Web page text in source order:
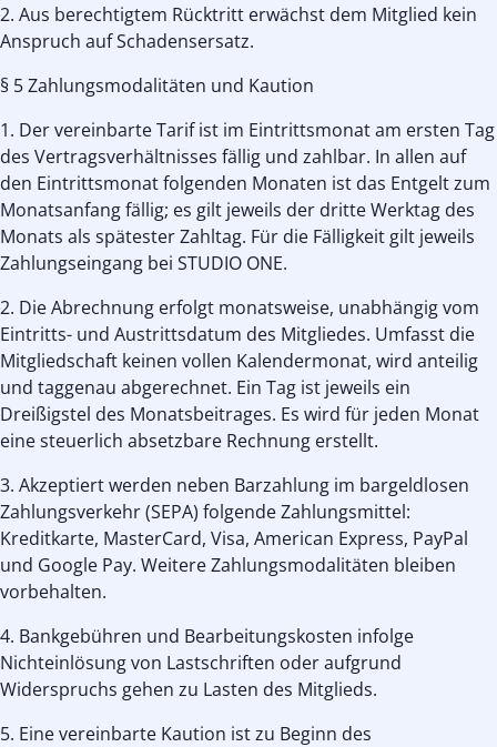
2. Aus berechtigtem Rücktritt erwächst dem Mitglied kein
Anspruch auf Schadensersatz.
§ 5 Zahlungsmodalitäten und Kaution
1. Der vereinbarte Tarif ist im Eintrittsmonat am ersten Tag
des Vertragsverhältnisses fällig und zahlbar. In allen auf
den Eintrittsmonat folgenden Monaten ist das Entgelt zum
Monatsanfang fällig; es gilt jeweils der dritte Werktag des
Monats als spätester Zahltag. Für die Fälligkeit gilt jeweils
Zahlungseingang bei STUDIO ONE.
2. Die Abrechnung erfolgt monatsweise, unabhängig vom
Eintritts- und Austrittsdatum des Mitgliedes. Umfasst die
Mitgliedschaft keinen vollen Kalendermonat, wird anteilig
und taggenau abgerechnet. Ein Tag ist jeweils ein
Dreißigstel des Monatsbeitrages. Es wird für jeden Monat
eine steuerlich absetzbare Rechnung erstellt.
3. Akzeptiert werden neben Barzahlung im bargeldlosen
Zahlungsverkehr (SEPA) folgende Zahlungsmittel:
Kreditkarte, MasterCard, Visa, American Express, PayPal
und Google Pay. Weitere Zahlungsmodalitäten bleiben
vorbehalten.
4. Bankgebühren und Bearbeitungskosten infolge
Nichteinlösung von Lastschriften oder aufgrund
Widerspruchs gehen zu Lasten des Mitglieds.
5. Eine vereinbarte Kaution ist zu Beginn des